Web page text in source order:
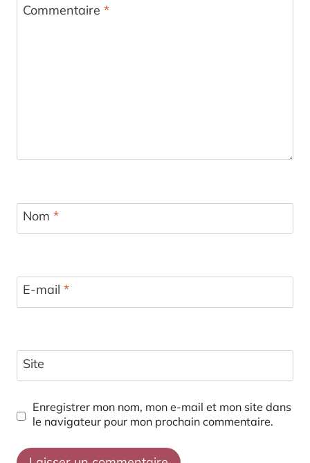
Commentaire *
Nom *
E-mail *
Site
Enregistrer mon nom, mon e-mail et mon site dans
le navigateur pour mon prochain commentaire.